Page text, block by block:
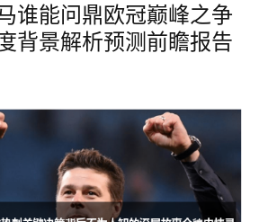
谁能问鼎欧冠巅峰之争
背景解析预测前瞻报告